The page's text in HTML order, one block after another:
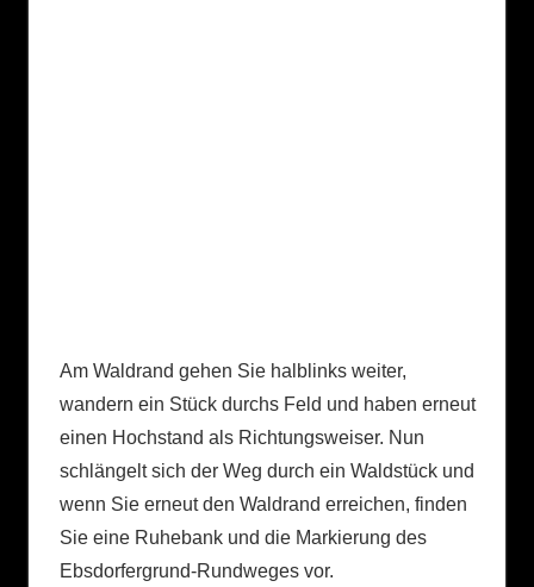
Am Waldrand gehen Sie halblinks weiter,
wandern ein Stück durchs Feld und haben erneut
einen Hochstand als Richtungsweiser. Nun
schlängelt sich der Weg durch ein Waldstück und
wenn Sie erneut den Waldrand erreichen, finden
Sie eine Ruhebank und die Markierung des
Ebsdorfergrund-Rundweges vor.